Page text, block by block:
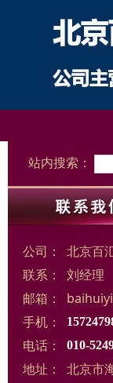
站内搜索：
公司：
北京百
联系：
刘经理
邮箱：
手机：
电话： 010-
地址：
北京市